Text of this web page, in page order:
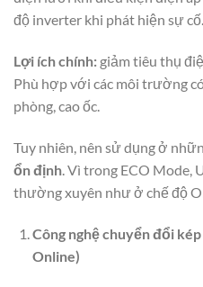
độ inverter khi phát hiện sự cố.
Lợi ích chính: giảm tiêu thụ
Phù hợp với các môi trường
phòng, cao ốc.
Tuy nhiên, nên sử dụng ở
ổn định. Vì trong ECO Mode,
thường xuyên như ở chế độ
Công nghệ chuyển đổi
Online)